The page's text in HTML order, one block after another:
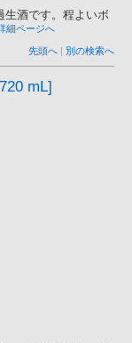
生酒です。程よいボ
細ページへ
先頭へ | 別の検索へ
mL]